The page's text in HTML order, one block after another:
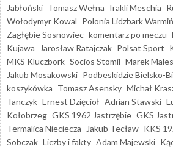
Jabłoński Tomasz Wełna Irakli Meschia
Wołodymyr Kowal Polonia Lidzbark
Zagłębie Sosnowiec komentarz po meczu
Kujawa
Jarosław Ratajczak Polsat Sport
MKS Kluczbork Socios Stomil Marek
Jakub Mosakowski Podbeskidzie Bielsko-
koszykówka Tomasz Asensky Michał
Tanczyk Ernest Dzięcioł Adrian Stawski
Kołobrzeg GKS 1962 Jastrzębie GKS
Termalica Nieciecza
Jakub Tecław KKS
Sobczak Liczby i fakty Adam Majewski